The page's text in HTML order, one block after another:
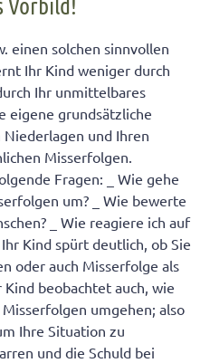
einen solchen sinnvollen
Ihr Kind weniger durch
Ihr unmittelbares
eigene grundsätzliche
und Ihren
Misserfolgen.
Fragen: _ Wie gehe
um? _ Wie bewerte
_ Wie reagiere ich auf
Kind spürt deutlich, ob Sie
oder auch Misserfolge als
beobachtet auch, wie
umgehen; also
Ihre Situation zu
und die Schuld bei